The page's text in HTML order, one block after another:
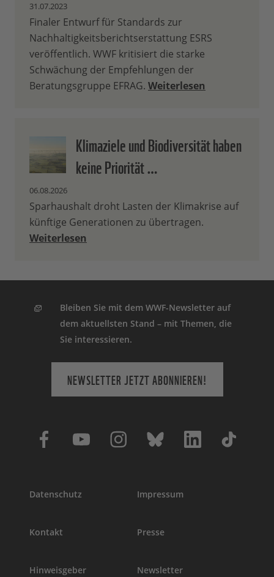
31.07.2023
Finaler Entwurf für Standards zur
Nachhaltigkeitsberichtserstattung ESRS
veröffentlich. WWF kritisiert die starke
Schwächung der Empfehlungen der
Beratungsgruppe EFRAG. Weiterlesen
Klimaziele und Biodiversität haben
keine Priorität …
06.08.2026
Sparhaushalt droht Lasten der Klimakrise auf
künftige Generationen zu übertragen.
Weiterlesen
Bleiben Sie mit dem WWF-Newsletter auf
dem aktuellsten Stand – mit Themen, die
Sie interessieren.
NEWSLETTER JETZT ABONNIEREN!
Datenschutz Impressum
Kontakt Presse
Hinweisgeber Newsletter